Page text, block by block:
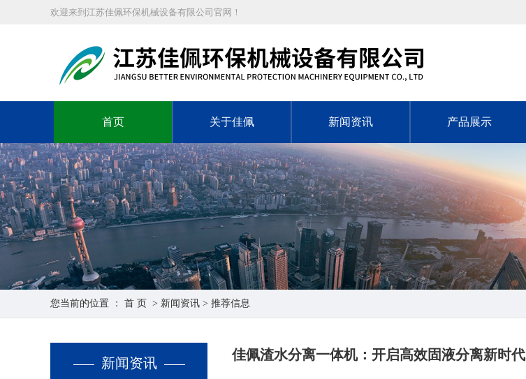
欢迎来到江苏佳佩环保机械设备有限公司官网！
首页 关于佳佩 新闻资讯 产品展示
您当前的位置 ： 首 页 > 新闻资讯 > 推荐信息
新闻资讯
佳佩渣水分离一体机：开启高效固液分离新时代